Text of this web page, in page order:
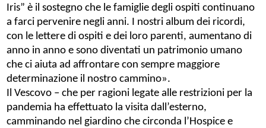
Iris” è ilsostegno che le famiglie degli ospiti continuano
a farci pervenire negli anni. I nostri album dei ricordi,
con le lettere di ospiti e dei loro parenti, aumentano di
anno in anno e sono diventati un patrimonio umano
che ci aiuta ad affrontare con sempre maggiore
determinazione il nostro cammino».
Il Vescovo –che per ragioni legate alle restrizioni per la
pandemia ha effettuato la visita dall’esterno,
camminando nel giardino che circonda l’Hospice e